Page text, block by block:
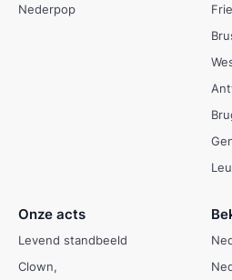
Nederpop
Onze acts
Levend standbeeld
Clown